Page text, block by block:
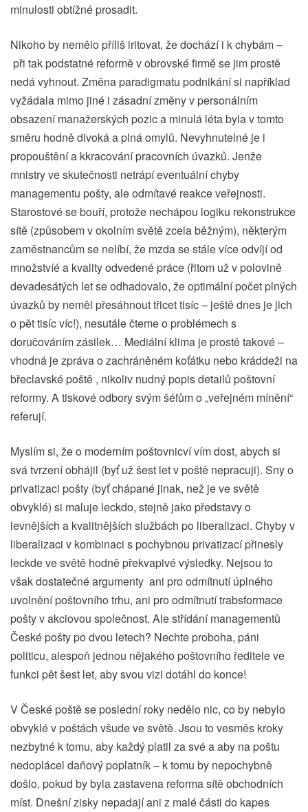
minulosti obtížné prosadit.
Nikoho by nemělo příliš iritovat, že dochází i k chybám –
při tak podstatné reformě v obrovské firmě se jim prostě
nedá vyhnout. Změna paradigmatu podnikání si například
vyžádala mimo jiné i zásadní změny v personálním
obsazení manažerských pozic a minulá léta byla v tomto
směru hodně divoká a plná omylů. Nevyhnutelné je i
propouštění a kkracování pracovních úvazků. Jenže
mnistry ve skutečnosti netrápí eventuální chyby
managementu pošty, ale odmítavé reakce veřejnosti.
Starostové se bouří, protože nechápou logiku rekonstrukce
sítě (způsobem v okolním světě zcela běžným), některým
zaměstnancům se nelíbí, že mzda se stále více odvíjí od
množstvíé a kvality odvedené práce (řitom už v polovině
devadesátých let se odhadovalo, že optimální počet plných
úvazků by neměl přesáhnout třicet tisíc – ještě dnes je jich
o pět tisíc víc!), nesutále čteme o problémech s
doručováním zásilek… Mediální klima je prostě takové –
vhodná je zpráva o zachráněném koťátku nebo kráddeži na
břeclavské poště , nikoliv nudný popis detailů poštovní
reformy. A tiskové odbory svým šéfům o „veřejném mínění“
referují.
Myslím si, že o moderním poštovnicví vím dost, abych si
svá tvrzení obhájil (byť už šest let v poště nepracuji). Sny o
privatizaci pošty (byť chápané jinak, než je ve světě
obvyklé) si maluje leckdo, stejně jako představy o
levnějších a kvalitnějších službách po liberalizaci. Chyby v
liberalizaci v kombinaci s pochybnou privatizací přinesly
leckde ve světě hodně překvapivé výsledky. Nejsou to
však dostatečné argumenty ani pro odmítnutí úplného
uvolnění poštovního trhu, ani pro odmítnutí trabsformace
pošty v akciovou společnost. Ale střídání managementů
České pošty po dvou letech? Nechte proboha, páni
politicu, alespoň jednou nějakého poštovního ředitele ve
funkci pět šest let, aby svou vizi dotáhl do konce!
V České poště se poslední roky nedělo nic, co by nebylo
obvyklé v poštách všude ve světě. Jsou to vesměs kroky
nezbytné k tomu, aby každý platil za své a aby na poštu
nedoplácel daňový poplatník – k tomu by nepochybně
došlo, pokud by byla zastavena reforma sítě obchodních
míst. Dnešní zisky nepadají ani z malé části do kapes